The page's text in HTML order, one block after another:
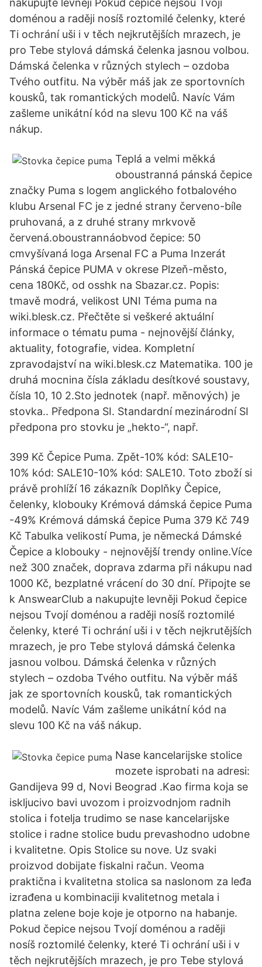
nakupujte levněji Pokud čepice nejsou Tvojí
doménou a raději nosíš roztomilé čelenky, které
Ti ochrání uši i v těch nejkrutějších mrazech, je
pro Tebe stylová dámská čelenka jasnou volbou.
Dámská čelenka v různých stylech – ozdoba
Tvého outfitu. Na výběr máš jak ze sportovních
kousků, tak romantických modelů. Navíc Vám
zašleme unikátní kód na slevu 100 Kč na váš
nákup.
Teplá a velmi měkká
oboustranná pánská čepice
značky Puma s logem anglického fotbalového
klubu Arsenal FC je z jedné strany červeno-bíle
pruhovaná, a z druhé strany mrkvově
červená.oboustrannáobvod čepice: 50
cmvyšívaná loga Arsenal FC a Puma Inzerát
Pánská čepice PUMA v okrese Plzeň-město,
cena 180Kč, od osshk na Sbazar.cz. Popis:
tmavě modrá, velikost UNI Téma puma na
wiki.blesk.cz. Přečtěte si veškeré aktuální
informace o tématu puma - nejnovější články,
aktuality, fotografie, videa. Kompletní
zpravodajství na wiki.blesk.cz Matematika. 100 je
druhá mocnina čísla základu desítkové soustavy,
čísla 10, 10 2.Sto jednotek (např. měnových) je
stovka.. Předpona SI. Standardní mezinárodní SI
předpona pro stovku je „hekto-“, např.
399 Kč Čepice Puma. Zpět-10% kód: SALE10-
10% kód: SALE10-10% kód: SALE10. Toto zboží si
právě prohlíží 16 zákazník Doplňky Čepice,
čelenky, klobouky Krémová dámská čepice Puma
-49% Krémová dámská čepice Puma 379 Kč 749
Kč Tabulka velikostí Puma, je německá Dámské
Čepice a klobouky - nejnovější trendy online.Více
než 300 značek, doprava zdarma při nákupu nad
1000 Kč, bezplatné vrácení do 30 dní. Připojte se
k AnswearClub a nakupujte levněji Pokud čepice
nejsou Tvojí doménou a raději nosíš roztomilé
čelenky, které Ti ochrání uši i v těch nejkrutějších
mrazech, je pro Tebe stylová dámská čelenka
jasnou volbou. Dámská čelenka v různých
stylech – ozdoba Tvého outfitu. Na výběr máš
jak ze sportovních kousků, tak romantických
modelů. Navíc Vám zašleme unikátní kód na
slevu 100 Kč na váš nákup.
Nase kancelarijske stolice
mozete isprobati na adresi:
Gandijeva 99 d, Novi Beograd .Kao firma koja se
iskljucivo bavi uvozom i proizvodnjom radnih
stolica i fotelja trudimo se nase kancelarijske
stolice i radne stolice budu prevashodno udobne
i kvalitetne. Opis Stolice su nove. Uz svaki
proizvod dobijate fiskalni račun. Veoma
praktična i kvalitetna stolica sa naslonom za leđa
izrađena u kombinaciji kvalitetnog metala i
platna zelene boje koje je otporno na habanje.
Pokud čepice nejsou Tvojí doménou a raději
nosíš roztomilé čelenky, které Ti ochrání uši i v
těch nejkrutějších mrazech, je pro Tebe stylová